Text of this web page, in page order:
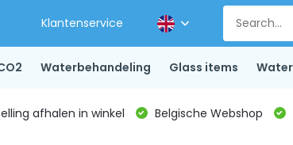
Klantenservice
Waterbehandeling Glass items
afhalen in winkel Belgische Webshop